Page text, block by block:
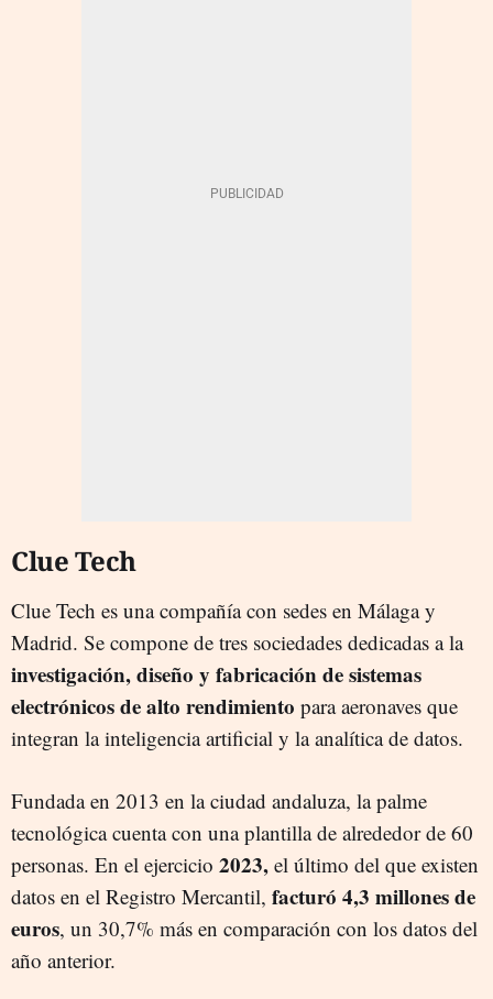
Clue Tech
Clue Tech es una compañía con sedes en Málaga y
Madrid. Se compone de tres sociedades dedicadas a la
investigación, diseño y fabricación de sistemas
electrónicos de alto rendimiento para aeronaves que
integran la inteligencia artificial y la analítica de datos.
Fundada en 2013 en la ciudad andaluza, la palme
tecnológica cuenta con una plantilla de alrededor de 60
personas. En el ejercicio 2023, el último del que existen
datos en el Registro Mercantil, facturó 4,3 millones de
euros, un 30,7% más en comparación con los datos del
año anterior.